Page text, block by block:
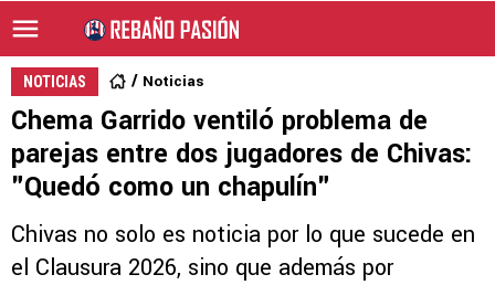
NOTICIAS Noticias
Chema Garrido ventiló problema de
parejas entre dos jugadores de Chivas:
"Quedó como un chapulín"
Chivas no solo es noticia por lo que sucede en
el Clausura 2026, sino que además por